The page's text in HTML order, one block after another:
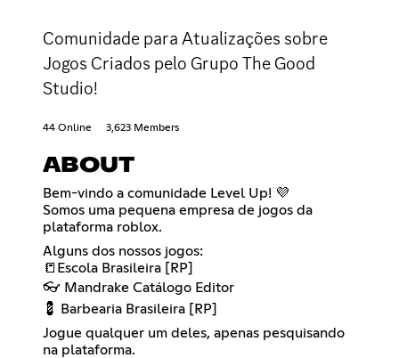
Comunidade para Atualizações sobre
Jogos Criados pelo Grupo The Good
Studio!
44 Online 3,623 Members
ABOUT
Bem-vindo a comunidade Level Up! 💜
Somos uma pequena empresa de jogos da
plataforma roblox.
Alguns dos nossos jogos:
📒Escola Brasileira [RP]
👓 Mandrake Catálogo Editor
💈 Barbearia Brasileira [RP]
Jogue qualquer um deles, apenas pesquisando
na plataforma.